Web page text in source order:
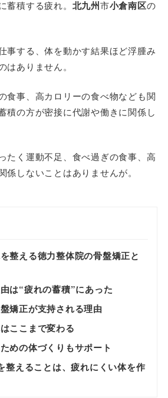
蓄積する疲れ。 北九州市小倉南区の
事する、体を動かす結果ほど浮腫み
はありません。
食事、高カロリーの食べ物なども関
積の方が密接に代謝や働きに関係し
たく運動不足、食べ過ぎの食事、高
係しないことはありませんが。
整える徳力整体院の骨盤矯正と
は“疲れの蓄積”にあった
矯正が支持される理由
ここまで変わる
めの体づくりもサポート
整えることは、疲れにくい体を作